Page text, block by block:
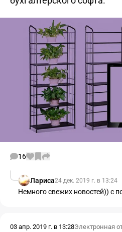
16
Лариса24 дек. 2019 г. в 13:24
Немного свежих новостей)) с
03 апр. 2019 г. в 13:28Электронная